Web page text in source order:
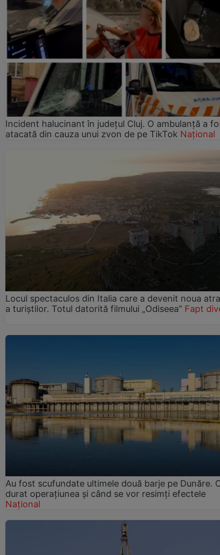
Incident halucinant în județul Cluj. O ambulanță a
atacată din cauza unui zvon de pe TikTok Național
Locul spectaculos din Italia care a devenit noua
a turiștilor. Totul datorită filmului „Odiseea” Fapt
Au fost scufundate ultimele două barje pe Dunăre.
durat operațiunea și când se vor resimți efectele
Național